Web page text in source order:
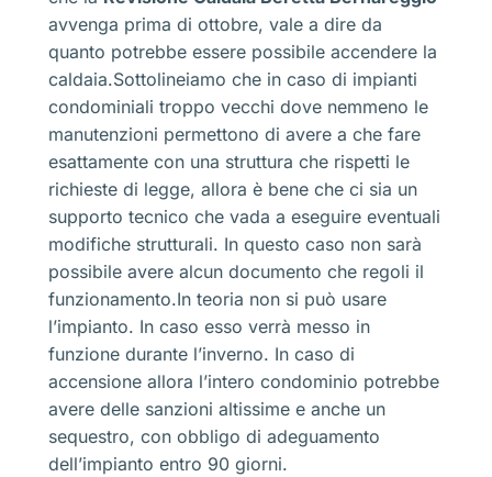
avvenga prima di ottobre, vale a dire da
quanto potrebbe essere possibile accendere la
caldaia.Sottolineiamo che in caso di impianti
condominiali troppo vecchi dove nemmeno le
manutenzioni permettono di avere a che fare
esattamente con una struttura che rispetti le
richieste di legge, allora è bene che ci sia un
supporto tecnico che vada a eseguire eventuali
modifiche strutturali. In questo caso non sarà
possibile avere alcun documento che regoli il
funzionamento.In teoria non si può usare
l’impianto. In caso esso verrà messo in
funzione durante l’inverno. In caso di
accensione allora l’intero condominio potrebbe
avere delle sanzioni altissime e anche un
sequestro, con obbligo di adeguamento
dell’impianto entro 90 giorni.